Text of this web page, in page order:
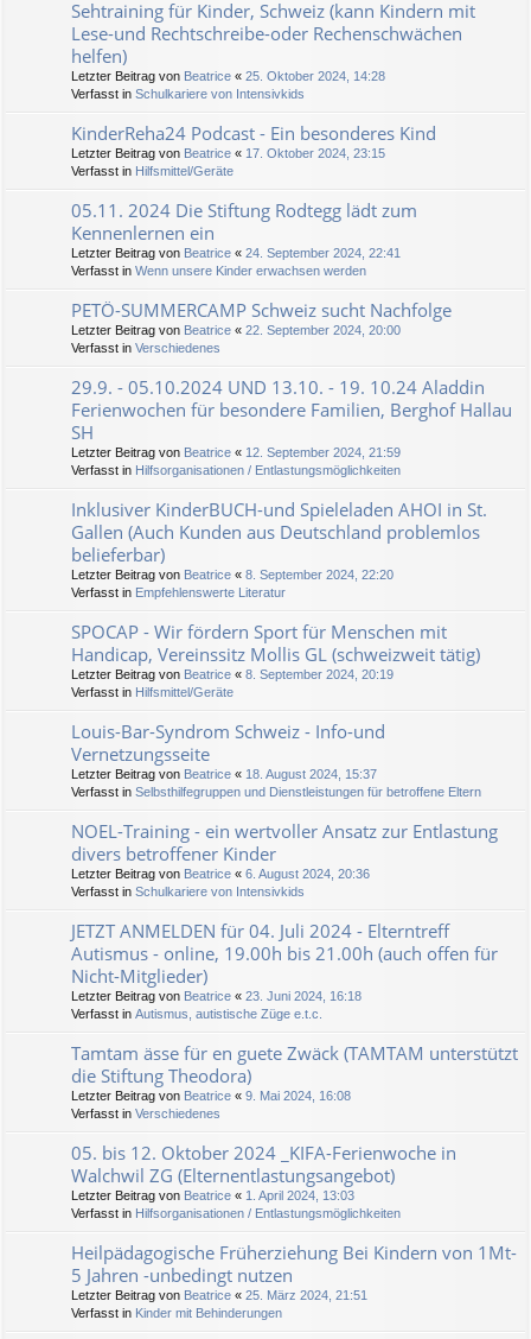
Sehtraining für Kinder, Schweiz (kann Kindern mit
Lese-und Rechtschreibe-oder Rechenschwächen
helfen)
Letzter Beitrag von Beatrice « 25. Oktober 2024, 14:28
Verfasst in Schulkariere von Intensivkids
KinderReha24 Podcast - Ein besonderes Kind
Letzter Beitrag von Beatrice « 17. Oktober 2024, 23:15
Verfasst in Hilfsmittel/Geräte
05.11. 2024 Die Stiftung Rodtegg lädt zum
Kennenlernen ein
Letzter Beitrag von Beatrice « 24. September 2024, 22:41
Verfasst in Wenn unsere Kinder erwachsen werden
PETÖ-SUMMERCAMP Schweiz sucht Nachfolge
Letzter Beitrag von Beatrice « 22. September 2024, 20:00
Verfasst in Verschiedenes
29.9. - 05.10.2024 UND 13.10. - 19. 10.24 Aladdin
Ferienwochen für besondere Familien, Berghof Hallau
SH
Letzter Beitrag von Beatrice « 12. September 2024, 21:59
Verfasst in Hilfsorganisationen / Entlastungsmöglichkeiten
Inklusiver KinderBUCH-und Spieleladen AHOI in St.
Gallen (Auch Kunden aus Deutschland problemlos
belieferbar)
Letzter Beitrag von Beatrice « 8. September 2024, 22:20
Verfasst in Empfehlenswerte Literatur
SPOCAP - Wir fördern Sport für Menschen mit
Handicap, Vereinssitz Mollis GL (schweizweit tätig)
Letzter Beitrag von Beatrice « 8. September 2024, 20:19
Verfasst in Hilfsmittel/Geräte
Louis-Bar-Syndrom Schweiz - Info-und
Vernetzungsseite
Letzter Beitrag von Beatrice « 18. August 2024, 15:37
Verfasst in Selbsthilfegruppen und Dienstleistungen für betroffene Eltern
NOEL-Training - ein wertvoller Ansatz zur Entlastung
divers betroffener Kinder
Letzter Beitrag von Beatrice « 6. August 2024, 20:36
Verfasst in Schulkariere von Intensivkids
JETZT ANMELDEN für 04. Juli 2024 - Elterntreff
Autismus - online, 19.00h bis 21.00h (auch offen für
Nicht-Mitglieder)
Letzter Beitrag von Beatrice « 23. Juni 2024, 16:18
Verfasst in Autismus, autistische Züge e.t.c.
Tamtam ässe für en guete Zwäck (TAMTAM unterstützt
die Stiftung Theodora)
Letzter Beitrag von Beatrice « 9. Mai 2024, 16:08
Verfasst in Verschiedenes
05. bis 12. Oktober 2024 _KIFA-Ferienwoche in
Walchwil ZG (Elternentlastungsangebot)
Letzter Beitrag von Beatrice « 1. April 2024, 13:03
Verfasst in Hilfsorganisationen / Entlastungsmöglichkeiten
Heilpädagogische Früherziehung Bei Kindern von 1Mt-
5 Jahren -unbedingt nutzen
Letzter Beitrag von Beatrice « 25. März 2024, 21:51
Verfasst in Kinder mit Behinderungen